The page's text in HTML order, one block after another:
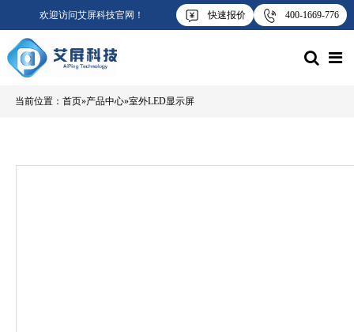
欢迎访问艾屏科技官网！ 快速报价 400-1669-776
当前位置： 首页 » 产品中心 » 室外LED显示屏